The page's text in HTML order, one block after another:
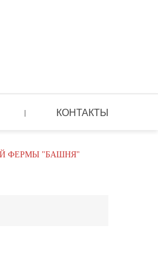
| КОНТАКТЫ
ФЕРМЫ "БАШНЯ"